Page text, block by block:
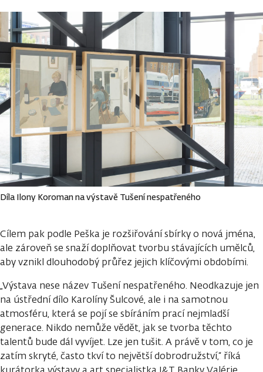
Díla Ilony Koroman na výstavě Tušení nespatřeného
Cílem pak podle Peška je rozšiřování sbírky o nová jména,
ale zároveň se snaží doplňovat tvorbu stávajících umělců,
aby vznikl dlouhodobý průřez jejich klíčovými obdobími.
„Výstava nese název Tušení nespatřeného. Neodkazuje jen
na ústřední dílo Karolíny Šulcové, ale i na samotnou
atmosféru, která se pojí se sbíráním prací nejmladší
generace. Nikdo nemůže vědět, jak se tvorba těchto
talentů bude dál vyvíjet. Lze jen tušit. A právě v tom, co je
zatím skryté, často tkví to největší dobrodružství,“ říká